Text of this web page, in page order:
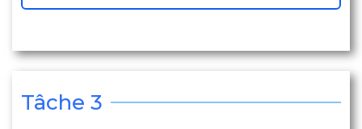
Tâche 3